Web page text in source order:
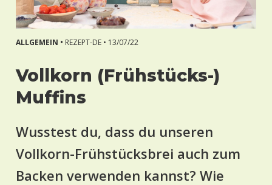
ALLGEMEIN • REZEPT-DE • 13/07/22
Vollkorn (Frühstücks-)
Muffins
Wusstest du, dass du unseren
Vollkorn-Frühstücksbrei auch zum
Backen verwenden kannst? Wie